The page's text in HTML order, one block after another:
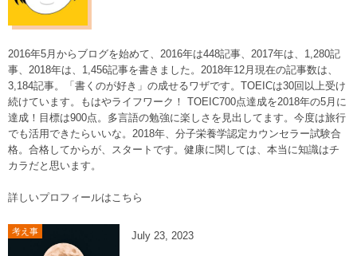
2016年5月からブログを始めて、2016年は448記事、2017年は、1,280記
事、2018年は、1,456記事を書きました。2018年12月現在の記事数は、
3,184記事。「書くのが好き」の成せるワザです。TOEICは30回以上受け
続けています。もはやライフワーク！ TOEIC700点達成を2018年の5月に
達成！目標は900点。多言語の勉強に楽しさを見出してます。今度は旅行
でも活用できたらいいな。2018年、分子栄養学認定カウンセラー試験合
格。合格してからが、スタートです。健康に関しては、本当に知識はチ
カラだと思います。
詳しいプロフィールはこちら
考え事 July 23, 2023